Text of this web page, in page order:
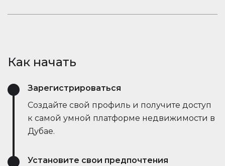
делая сделки быстрее и эффективнее, чем
приложениями. Задавайте вопросы, делитесь
режиме реального времени — всё в одном
месте.
Как начать
Зарегистрироваться
Создайте свой профиль и получите доступ
к самой умной платформе недвижимости в
Дубае.
Установите свои предпочтения